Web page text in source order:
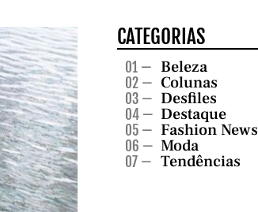
CATEGORIAS
01 — Beleza
02 — Colunas
03 — Desfiles
04 — Destaque
05 — Fashion News
06 — Moda
07 — Tendências